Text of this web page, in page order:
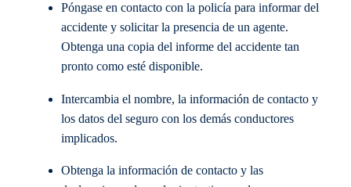
Póngase en contacto con la policía para informar del
accidente y solicitar la presencia de un agente.
Obtenga una copia del informe del accidente tan
pronto como esté disponible.
Intercambia el nombre, la información de contacto y
los datos del seguro con los demás conductores
implicados.
Obtenga la información de contacto y las